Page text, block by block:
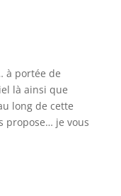
à portée de
là ainsi que
long de cette
propose… je vous